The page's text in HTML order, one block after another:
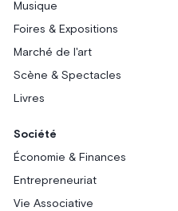
Musique
Foires & Expositions
Marché de l'art
Scène & Spectacles
Livres
Société
Économie & Finances
Entrepreneuriat
Vie Associative